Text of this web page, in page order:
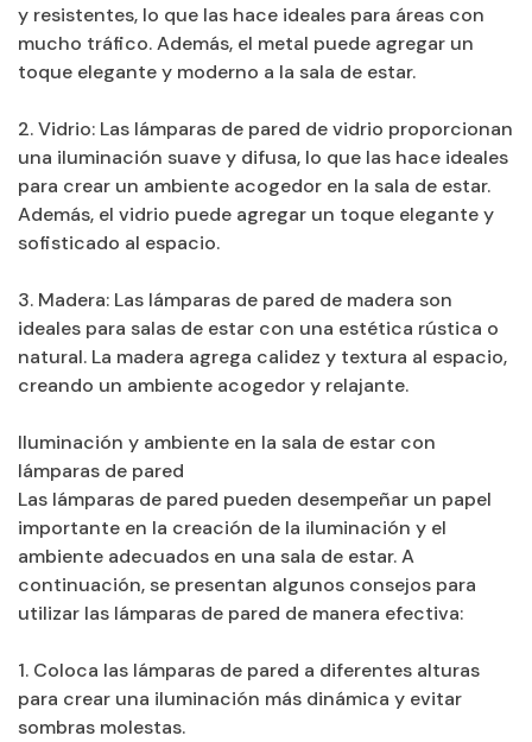
y resistentes, lo que las hace ideales para áreas con
mucho tráfico. Además, el metal puede agregar un
toque elegante y moderno a la sala de estar.
2. Vidrio: Las lámparas de pared de vidrio proporcionan
una iluminación suave y difusa, lo que las hace ideales
para crear un ambiente acogedor en la sala de estar.
Además, el vidrio puede agregar un toque elegante y
sofisticado al espacio.
3. Madera: Las lámparas de pared de madera son
ideales para salas de estar con una estética rústica o
natural. La madera agrega calidez y textura al espacio,
creando un ambiente acogedor y relajante.
Iluminación y ambiente en la sala de estar con
lámparas de pared
Las lámparas de pared pueden desempeñar un papel
importante en la creación de la iluminación y el
ambiente adecuados en una sala de estar. A
continuación, se presentan algunos consejos para
utilizar las lámparas de pared de manera efectiva:
1. Coloca las lámparas de pared a diferentes alturas
para crear una iluminación más dinámica y evitar
sombras molestas.